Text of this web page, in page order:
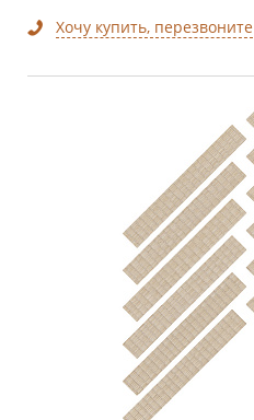
Хочу купить, перезвоните